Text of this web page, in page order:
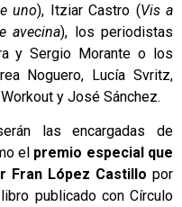
uno), Itziar Castro (Vis a
avecina), los periodistas
y Sergio Morante o los
Noguero, Lucía Svritz,
y José Sánchez.
las encargadas de
el premio especial que
Fran López Castillo por
publicado con Círculo